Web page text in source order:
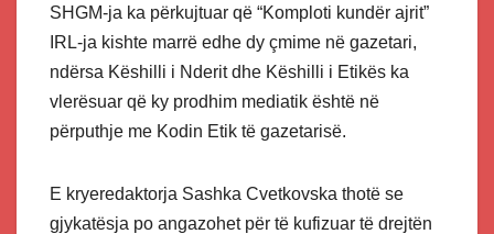
SHGM-ja ka përkujtuar që “Komploti kundër ajrit”
IRL-ja kishte marrë edhe dy çmime në gazetari,
ndërsa Këshilli i Nderit dhe Këshilli i Etikës ka
vlerësuar që ky prodhim mediatik është në
përputhje me Kodin Etik të gazetarisë.
E kryeredaktorja Sashka Cvetkovska thotë se
gjykatësja po angazohet për të kufizuar të drejtën